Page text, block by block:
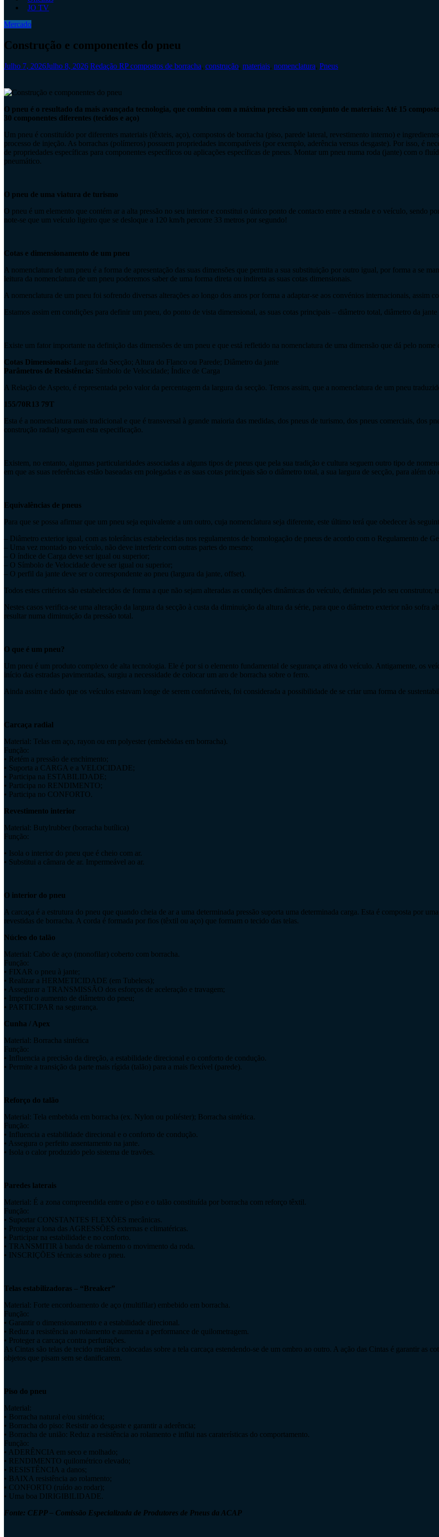
JO TV
Mercado
Construção e componentes do pneu
Julho 7, 2026Julho 8, 2026 Redação RPcompostos de borracha, construção, materiais, nomenclatura, Pneus
O pneu é o resultado da mais avançada tecnologia, que combina com a máxima precisão um conjunto de materiais: Até 15
30 componentes diferentes (tecidos e aço)
Um pneu é constituído por diferentes materiais (têxteis, aço), compostos de borracha (piso, parede lateral, revestimento interno) e
processo de injeção. As borrachas (polímeros) possuem propriedades incompatíveis (por exemplo, aderência versus desgaste). Por isso, é
de propriedades específicas para componentes específicos ou aplicações específicas de pneus. Montar um pneu numa roda (jante) com o
pneumático.
O pneu de uma viatura de turismo
O pneu é um elemento que contém ar a alta pressão no seu interior e constitui o único ponto de contacto entre a estrada e o veículo, sendo
note-se que um veículo ligeiro que se desloque a 120 km/h percorre 33 metros por segundo!
Cotas e dimensionamento de um pneu
A nomenclatura de um pneu é a forma de apresentação das suas dimensões que permita a sua substituição por outro igual, por forma a se
leitura da nomenclatura de um pneu poderemos saber de uma forma direta ou indireta as suas cotas dimensionais.
A nomenclatura de um pneu foi sofrendo diversas alterações ao longo dos anos por forma a adaptar-se aos convénios internacionais, assim
Estamos assim em condições para definir um pneu, do ponto de vista dimensional, as suas cotas principais – diâmetro total, diâmetro da jante
Existe um fator importante na definição das dimensões de um pneu e que está refletido na nomenclatura de uma dimensão que dá pelo nome
Cotas Dimensionais: Largura da Secção; Altura do Flanco ou Parede; Diâmetro da jante
Parâmetros de Resistência: Símbolo de Velocidade; Índice de Carga
A Relação de Aspeto, é representada pelo valor da percentagem da largura da secção. Temos assim, que a nomenclatura de um pneu
155/70R13 79T
Esta é a nomenclatura mais tradicional e que é transversal à grande maioria das medidas, dos pneus de turismo, dos pneus comerciais, dos
construção radial) seguem esta especificação.
Existem, no entanto, algumas particularidades associadas a alguns tipos de pneus que pela sua tradição e cultura seguem outro tipo de
em que as suas referências estão baseadas em polegadas e as suas cotas principais são o diâmetro total, a sua largura de secção, para além
Equivalências de pneus
Para que se possa afirmar que um pneu seja equivalente a um outro, cuja nomenclatura seja diferente, este último terá que obedecer às
– Diâmetro exterior igual, com as tolerâncias estabelecidas nos regulamentos de homologação de pneus de acordo com o Regulamento de
– Uma vez montado no veículo, não deve interferir com outras partes do mesmo;
– O índice de Carga deve ser igual ou superior;
– O Símbolo de Velocidade deve ser igual ou superior;
– O perfil da jante deve ser o correspondente ao pneu (largura da jante, offset).
Todos estes critérios são estabelecidos de forma a que não sejam alteradas as condições dinâmicas do veículo, definidas pelo seu construtor,
Nestes casos verifica-se uma alteração da largura da secção à custa da diminuição da altura da série, para que o diâmetro exterior não sofra
resultar numa diminuição da pressão total.
O que é um pneu?
Um pneu é um produto complexo de alta tecnologia. Ele é por si o elemento fundamental de segurança ativa do veículo. Antigamente, os
início das estradas pavimentadas, surgiu a necessidade de colocar um aro de borracha sobre o ferro.
Ainda assim e dado que os veículos estavam longe de serem confortáveis, foi considerada a possibilidade de se criar uma forma de
Carcaça radial
Material: Telas em aço, rayon ou em polyester (embebidas em borracha).
Função:
• Retém a pressão de enchimento;
• Suporta a CARGA e a VELOCIDADE;
• Participa na ESTABILIDADE;
• Participa no RENDIMENTO;
• Participa no CONFORTO.
Revestimento interior
Material: Butylrubber (borracha butílica)
Função:
• Isola o interior do pneu que é cheio com ar.
• Substitui a câmara de ar. Impermeável ao ar.
O interior do pneu
A carcaça é a estrutura do pneu que quando cheia de ar a uma determinada pressão suporta uma determinada carga. Esta é composta por
revestidas de borracha. A corda é formada por fios (têxtil ou aço) que formam o tecido das telas.
Núcleo do talão
Material: Cabo de aço (monofilar) coberto com borracha.
Função:
• FIXAR o pneu à jante;
• Realizar a HERMETICIDADE (em Tubeless);
• Assegurar a TRANSMISSÃO dos esforços de aceleração e travagem;
• Impedir o aumento de diâmetro do pneu;
• PARTICIPAR na segurança.
Cunha / Apex
Material: Borracha sintética
Função:
• Influencia a precisão da direção, a estabilidade direcional e o conforto de condução.
• Permite a transição da parte mais rígida (talão) para a mais flexível (parede).
Reforço do talão
Material: Tela embebida em borracha (ex. Nylon ou poliéster); Borracha sintética.
Função:
• Influencia a estabilidade direcional e o conforto de condução.
• Assegura o perfeito assentamento na jante.
• Isola o calor produzido pelo sistema de travões.
Paredes laterais
Material: É a zona compreendida entre o piso e o talão constituída por borracha com reforço têxtil.
Função:
• Suportar CONSTANTES FLEXÕES mecânicas.
• Proteger a lona das AGRESSÕES externas e climatéricas.
• Participar na estabilidade e no conforto.
• TRANSMITIR à banda de rolamento o movimento da roda.
• INSCRIÇÕES técnicas sobre o pneu.
Telas estabilizadoras – “Breaker”
Material: Forte encordoamento de aço (multifilar) embebido em borracha.
Função:
• Garantir o dimensionamento e a estabilidade direcional.
• Reduz a resistência ao rolamento e aumenta a performance de quilometragem.
• Proteger a carcaça contra perfurações.
As Cintas são telas de tecido metálica colocadas sobre a tela carcaça estendendo-se de um ombro ao outro. A ação das Cintas é garantir as
objetos que pisam sem se danificarem.
Piso do pneu
Material:
• Borracha natural e/ou sintética;
• Borracha do piso: Resistir ao desgaste e garantir a aderência;
• Borracha de união: Reduz a resistência ao rolamento e influi nas caraterísticas do comportamento.
Função:
• ADERÊNCIA em seco e molhado;
• RENDIMENTO quilométrico elevado;
• RESISTÊNCIA a danos;
• BAIXA resistência ao rolamento;
• CONFORTO (ruído ao rodar);
• Uma boa DIRIGIBILIDADE.
Fonte: CEPP – Comissão Especializada de Produtores de Pneus da ACAP